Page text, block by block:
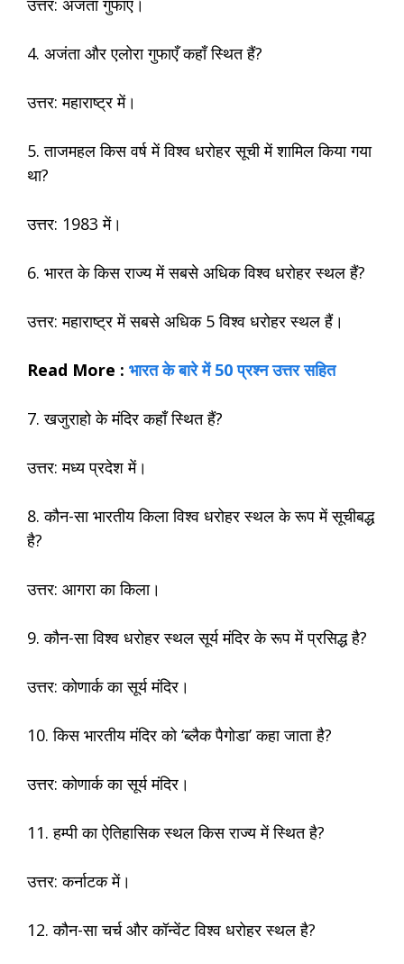
उत्तर: अजंता गुफाएं।
4. अजंता और एलोरा गुफाएँ कहाँ स्थित हैं?
उत्तर: महाराष्ट्र में।
5. ताजमहल किस वर्ष में विश्व धरोहर सूची में शामिल किया गया
था?
उत्तर: 1983 में।
6. भारत के किस राज्य में सबसे अधिक विश्व धरोहर स्थल हैं?
उत्तर: महाराष्ट्र में सबसे अधिक 5 विश्व धरोहर स्थल हैं।
Read More : भारत के बारे में 50 प्रश्न उत्तर सहित
7. खजुराहो के मंदिर कहाँ स्थित हैं?
उत्तर: मध्य प्रदेश में।
8. कौन-सा भारतीय किला विश्व धरोहर स्थल के रूप में सूचीबद्ध
है?
उत्तर: आगरा का किला।
9. कौन-सा विश्व धरोहर स्थल सूर्य मंदिर के रूप में प्रसिद्ध है?
उत्तर: कोणार्क का सूर्य मंदिर।
10. किस भारतीय मंदिर को ‘ब्लैक पैगोडा’ कहा जाता है?
उत्तर: कोणार्क का सूर्य मंदिर।
11. हम्पी का ऐतिहासिक स्थल किस राज्य में स्थित है?
उत्तर: कर्नाटक में।
12. कौन-सा चर्च और कॉन्वेंट विश्व धरोहर स्थल है?